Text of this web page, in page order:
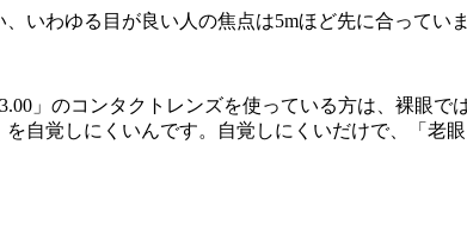
いわゆる目が良い人の焦点は5mほど先に合ってい
」のコンタクトレンズを使っている方は、裸眼
自覚しにくいんです。自覚しにくいだけで、「老